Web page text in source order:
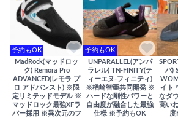
予約もOK
MadRock(マッドロッ
ク) Remora Pro
ADVANCED(レモラ プ
ロ アドバンスト) ※限
定リミテッドモデル ※
マッドロック最強XFラ
バー採用 ※異次元のフ
予約もOK
UNPARALLEL(アンパ
ラレル) TN-FINITY(テ
ィーエヌ-フィニティ)
※楢崎智亜共同開発 ※
ハードな剛性パワーと
自由度が融合した最強
仕様 ※予約もOK
バ)
イト
なダ
高い
度